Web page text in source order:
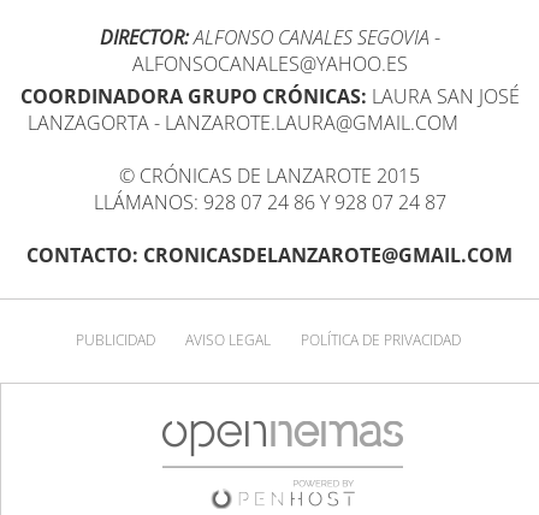
DIRECTOR:ALFONSO CANALES SEGOVIA -
ALFONSOCANALES@YAHOO.ES
COORDINADORA GRUPO CRÓNICAS: LAURA SAN JOSÉ
LANZAGORTA - LANZAROTE.LAURA@GMAIL.COM
© CRÓNICAS DE LANZAROTE 2015
LLÁMANOS: 928 07 24 86 Y 928 07 24 87
CONTACTO: CRONICASDELANZAROTE@GMAIL.COM
PUBLICIDAD AVISO LEGAL POLÍTICA DE PRIVACIDAD